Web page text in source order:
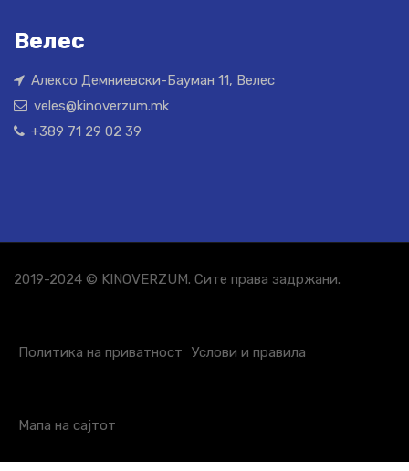
Велес
Алексо Демниевски-Бауман 11, Велес
veles@kinoverzum.mk
+389 71 29 02 39
2019-2024 © KINOVERZUM. Сите права задржани.
Политика на приватност Услови и правила
Мапа на сајтот